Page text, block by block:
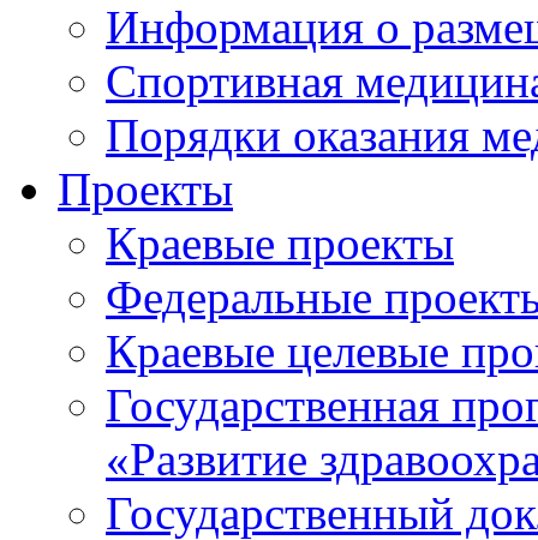
Информация о
Спортивная
Порядки оказания
Проекты
Краевые проекты
Федеральные
Краевые целевые
Государственная
«Развитие
Государственный